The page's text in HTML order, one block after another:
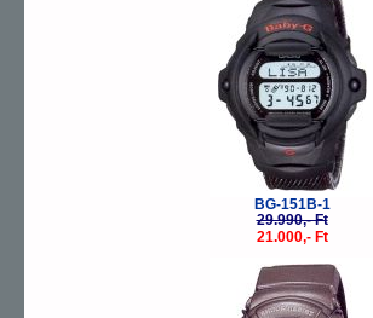
BG-151B-1
29.990,- Ft
21.000,- Ft
-30%